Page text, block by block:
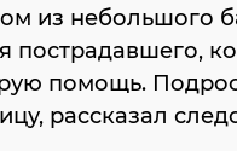
из небольшого
пострадавшего,
помощь.
рассказал